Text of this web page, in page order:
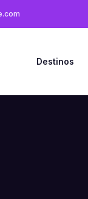
Destinos